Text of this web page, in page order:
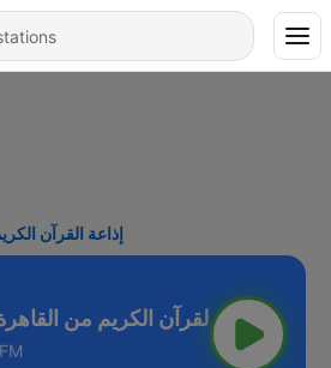
إذاعة القرآن
إذاعة القرآن الكريم من